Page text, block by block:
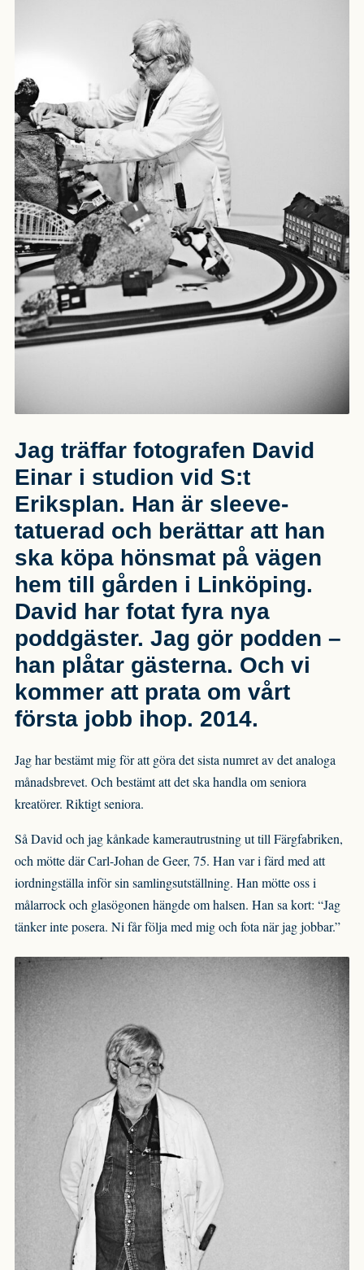
Jag träffar fotografen David
Einar i studion vid S:t
Eriksplan. Han är sleeve-
tatuerad och berättar att han
ska köpa hönsmat på vägen
hem till gården i Linköping.
David har fotat fyra nya
poddgäster. Jag gör podden –
han plåtar gästerna. Och vi
kommer att prata om vårt
första jobb ihop. 2014.
Jag har bestämt mig för att göra det sista numret av det analoga
månadsbrevet. Och bestämt att det ska handla om seniora
kreatörer. Riktigt seniora.
Så David och jag kånkade kamerautrustning ut till Färgfabriken,
och mötte där Carl-Johan de Geer, 75. Han var i färd med att
iordningställa inför sin samlingsutställning. Han mötte oss i
målarrock och glasögonen hängde om halsen. Han sa kort: “Jag
tänker inte posera. Ni får följa med mig och fota när jag jobbar.”